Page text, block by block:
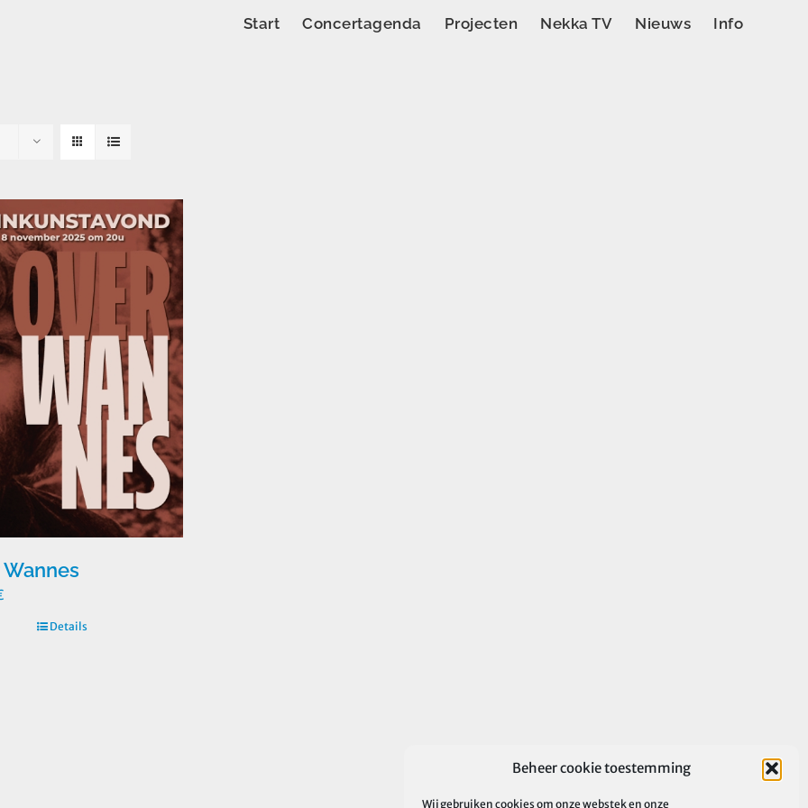
Beheer cookie toestemming
Wij gebruiken cookies om onze webstek en onze
Start Concertagenda Projecten Nekka TV Nieuws Info
Details